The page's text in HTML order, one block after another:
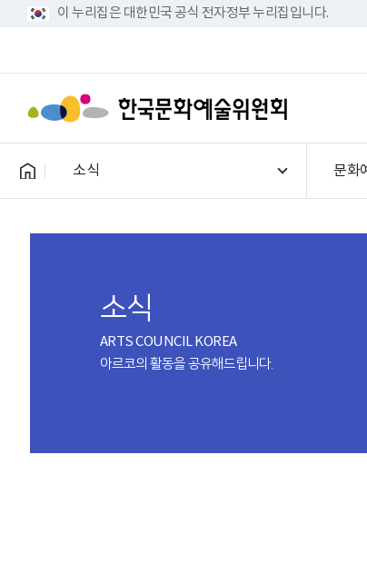
이 누리집은 대한민국 공식 전자정부 누리집입니다.
소식 문화
소식
ARTS COUNCIL KOREA
아르코의 활동을 공유해드립니다.